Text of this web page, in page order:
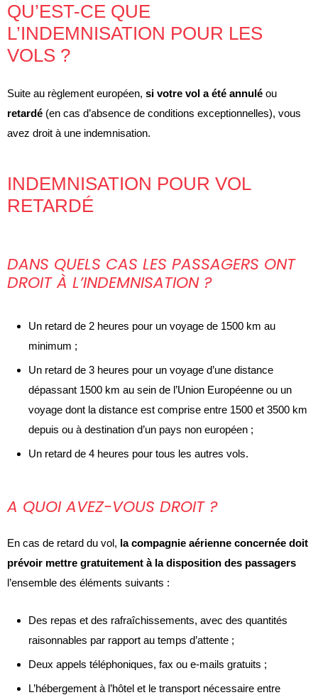
QU’EST-CE QUE
L’INDEMNISATION POUR LES
VOLS ?
Suite au règlement européen, si votre vol a été annulé ou
retardé (en cas d’absence de conditions exceptionnelles), vous
avez droit à une indemnisation.
INDEMNISATION POUR VOL
RETARDÉ
DANS QUELS CAS LES PASSAGERS ONT
DROIT À L’INDEMNISATION ?
Un retard de 2 heures pour un voyage de 1500 km au
minimum ;
Un retard de 3 heures pour un voyage d’une distance
dépassant 1500 km au sein de l’Union Européenne ou un
voyage dont la distance est comprise entre 1500 et 3500 km
depuis ou à destination d’un pays non européen ;
Un retard de 4 heures pour tous les autres vols.
A QUOI AVEZ-VOUS DROIT ?
En cas de retard du vol, la compagnie aérienne concernée doit
prévoir mettre gratuitement à la disposition des passagers
l’ensemble des éléments suivants :
Des repas et des rafraîchissements, avec des quantités
raisonnables par rapport au temps d’attente ;
Deux appels téléphoniques, fax ou e-mails gratuits ;
L’hébergement à l’hôtel et le transport nécessaire entre